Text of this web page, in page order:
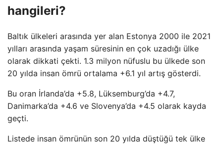
hangileri?
Baltık ülkeleri arasında yer alan Estonya 2000 ile 2021
yılları arasında yaşam süresinin en çok uzadığı ülke
olarak dikkati çekti. 1.3 milyon nüfuslu bu ülkede son
20 yılda insan ömrü ortalama +6.1 yıl artış gösterdi.
Bu oran İrlanda’da +5.8, Lüksemburg’da +4.7,
Danimarka’da +4.6 ve Slovenya’da +4.5 olarak kayda
geçti.
Listede insan ömrünün son 20 yılda düştüğü tek ülke